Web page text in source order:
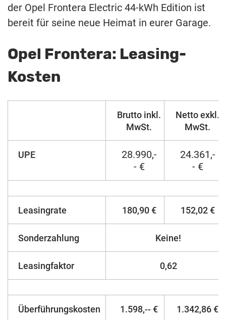
der Opel Frontera Electric 44‑kWh Edition ist
bereit für seine neue Heimat in eurer Garage.
Opel Frontera: Leasing-
Kosten
Brutto inkl.
MwSt.
Netto exkl.
MwSt.
UPE
28.990,-
- €
24.361,-
- €
Leasingrate 180,90 € 152,02 €
Sonderzahlung Keine!
Leasingfaktor 0,62
Überführungskosten 1.598,-- € 1.342,86 €